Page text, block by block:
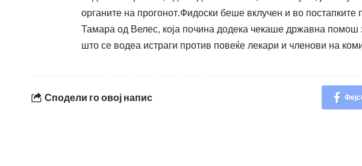
органите на прогонот.Фидоски беше вклучен и во постапките
Тамара од Велес, која почина додека чекаше државна помош
што се водеа истраги против повеќе лекари и членови на
Сподели го овој напис